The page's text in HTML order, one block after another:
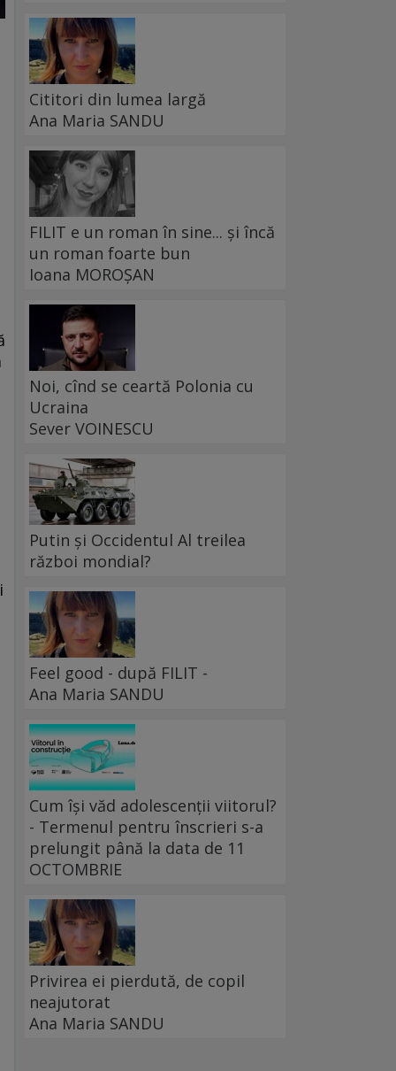
Cititori din lumea largă
Ana Maria SANDU
FILIT e un roman în sine... și încă
un roman foarte bun
Ioana MOROȘAN
Noi, cînd se ceartă Polonia cu
Ucraina
Sever VOINESCU
Putin și Occidentul Al treilea
război mondial?
Feel good - după FILIT -
Ana Maria SANDU
Cum își văd adolescenții viitorul?
- Termenul pentru înscrieri s-a
prelungit până la data de 11
OCTOMBRIE
Privirea ei pierdută, de copil
neajutorat
Ana Maria SANDU